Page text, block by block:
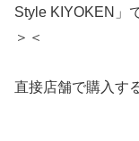
Style KIYOKEN」
＞＜
直接店舗で購入す